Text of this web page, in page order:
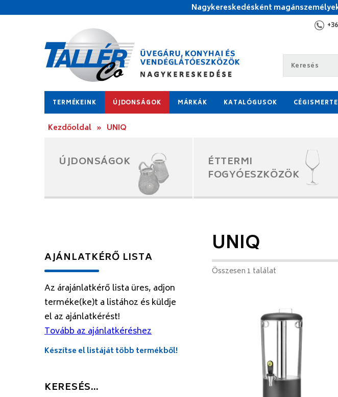
Nagykereskedésként
TERMÉKEINK ÚJDONSÁGOK MÁRKÁK KATALÓGUSOK
Kezdőoldal » UNIQ
ÚJDONSÁGOK
ÉTTERMI
FOGYÓESZKÖZÖK
AJÁNLATKÉRŐ LISTA
Az árajánlatkérő lista üres, adjon
terméke(ke)t a listához és küldje
el az ajánlatkérést!
Tovább az ajánlatkéréshez
Készítse el listáját több termékből!
KERESÉS…
UNIQ
Összesen 1 találat